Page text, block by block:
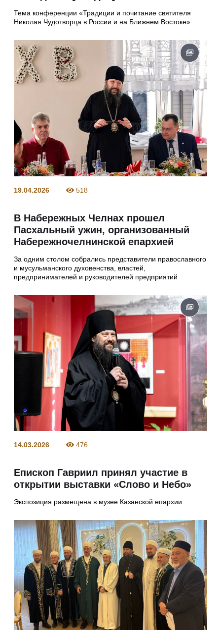
Тема конференции «Традиции и почитание святителя
Николая Чудотворца в России и на Ближнем Востоке»
19.04.2026 518
В Набережных Челнах прошел
Пасхальный ужин, организованный
Набережночелнинской епархией
За одним столом собрались представители православного
и мусульманского духовенства, властей,
предпринимателей и руководителей предприятий
14.03.2026 476
Епископ Гавриил принял участие в
открытии выставки «Слово и Небо»
Экспозиция размещена в музее Казанской епархии